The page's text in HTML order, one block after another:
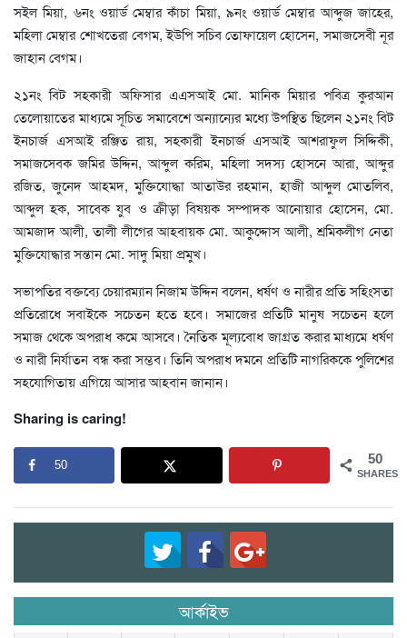
সইল মিয়া, ৬নং ওয়ার্ড মেম্বার কাঁচা মিয়া, ৯নং ওয়ার্ড মেম্বার আব্দুজ জাহের,
মহিলা মেম্বার শোখতেরা বেগম, ইউপি সচিব তোফায়েল হোসেন, সমাজসেবী নূর
জাহান বেগম।
২১নং বিট সহকারী অফিসার এএসআই মো. মানিক মিয়ার পবিত্র কুরআন
তেলোয়াতের মাধ্যমে সূচিত সমাবেশে অন্যান্যের মধ্যে উপস্থিত ছিলেন ২১নং বিট
ইনচার্জ এসআই রঞ্জিত রায়, সহকারী ইনচার্জ এসআই আশরাফুল সিদ্দিকী,
সমাজসেবক জমির উদ্দিন, আব্দুল করিম, মহিলা সদস্য হোসনে আরা, আব্দুর
রজিত, জুনেদ আহমদ, মুক্তিযোদ্ধা আতাউর রহমান, হাজী আব্দুল মোতলিব,
আব্দুল হক, সাবেক যুব ও ক্রীড়া বিষয়ক সম্পাদক আনোয়ার হোসেন, মো.
আমজাদ আলী, তালী লীগের আহবায়ক মো. আকুদ্দোস আলী, শ্রমিকলীগ নেতা
মুক্তিযোদ্ধার সন্তান মো. সাদু মিয়া প্রমুখ।
সভাপতির বক্তব্যে চেয়ারম্যান নিজাম উদ্দিন বলেন, ধর্ষণ ও নারীর প্রতি সহিংসতা
প্রতিরোধে সবাইকে সচেতন হতে হবে। সমাজের প্রতিটি মানুষ সচেতন হলে
সমাজ থেকে অপরাধ কমে আসবে। নৈতিক মূল্যবোধ জাগ্রত করার মাধ্যমে ধর্ষণ
ও নারী নির্যাতন বন্ধ করা সম্ভব। তিনি অপরাধ দমনে প্রতিটি নাগরিককে পুলিশের
সহযোগিতায় এগিয়ে আসার আহবান জানান।
Sharing is caring!
50
SHARES
50
আর্কাইভ